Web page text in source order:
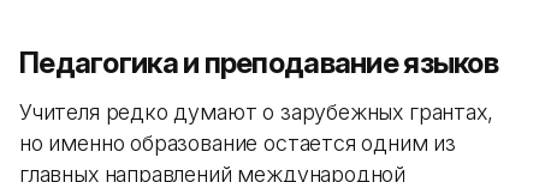
Педагогика и преподавание языков
Учителя редко думают о зарубежных грантах,
но именно образование остается одним из
главных направлений международной